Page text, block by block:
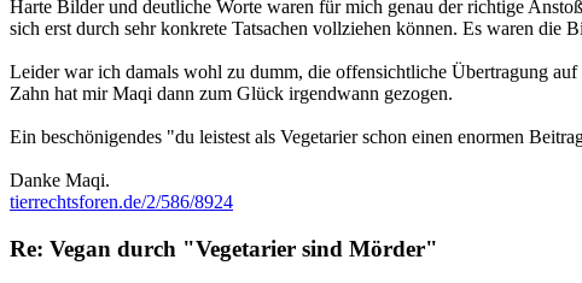
Harte Bilder und deutliche Worte waren für mich genau der richtige
sich erst durch sehr konkrete Tatsachen vollziehen können. Es waren
Leider war ich damals wohl zu dumm, die offensichtliche Übertragung
Zahn hat mir Maqi dann zum Glück irgendwann gezogen.
Ein beschönigendes "du leistest als Vegetarier schon einen enormen
Danke Maqi.
tierrechtsforen.de/2/586/8924
Re: Vegan durch "Vegetarier sind Mörder"